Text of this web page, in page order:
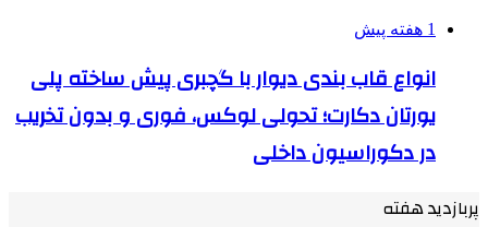
1 هفته پیش
انواع قاب بندی دیوار با گچبری پیش ساخته پلی
یورتان دکارت؛ تحولی لوکس، فوری و بدون تخریب
در دکوراسیون داخلی
پربازدید هفته